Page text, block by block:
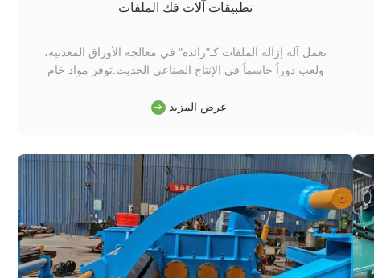
تطبيقات آلات فك الملفات
تعمل آلة إزالة الملفات كـ"رائدة" في معالجة الأوراق المعدنية،
ولعب دوراً حاسماً في الإنتاج الصناعي الحديث.توفر مواد خام
واسع في مختلف المجالات. في صناعة التصنيع للسيارات، آلة
عرض المزيد